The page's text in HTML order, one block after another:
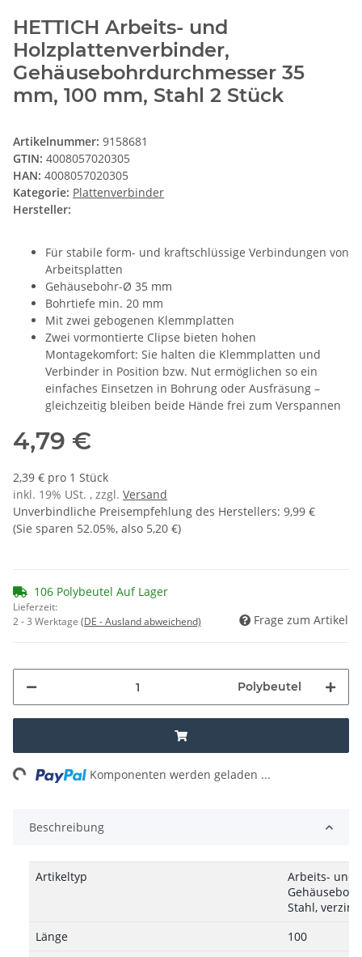
HETTICH Arbeits- und
Holzplattenverbinder,
Gehäusebohrdurchmesser 35
mm, 100 mm, Stahl 2 Stück
Artikelnummer: 9158681
GTIN: 4008057020305
HAN: 4008057020305
Kategorie: Plattenverbinder
Hersteller:
Für stabile form- und kraftschlüssige Verbindungen von
Arbeitsplatten
Gehäusebohr-Ø 35 mm
Bohrtiefe min. 20 mm
Mit zwei gebogenen Klemmplatten
Zwei vormontierte Clipse bieten hohen
Montagekomfort: Sie halten die Klemmplatten und
Verbinder in Position bzw. Nut ermöglichen so ein
einfaches Einsetzen in Bohrung oder Ausfräsung –
gleichzeitig bleiben beide Hände frei zum Verspannen
4,79 €
2,39 € pro 1 Stück
inkl. 19% USt. , zzgl. Versand
Unverbindliche Preisempfehlung des Herstellers: 9,99 €
(Sie sparen 52.05%, also 5,20 €)
106 Polybeutel Auf Lager
Lieferzeit:
2 - 3 Werktage (DE - Ausland abweichend) Frage zum Artikel
Polybeutel
Komponenten werden geladen ...
Beschreibung
Artikeltyp
Arbeits- und
Stahl,
Länge
100